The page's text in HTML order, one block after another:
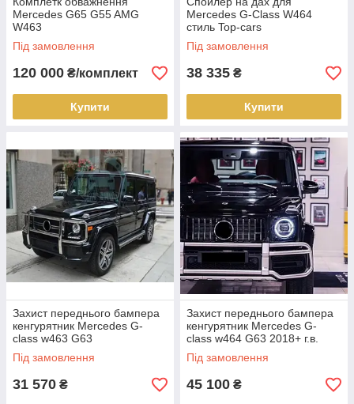
Mercedes G65 G55 AMG
W463
Під замовлення
120 000 ₴/комплект
Купити
Mercedes G-Class W464
стиль Top-cars
Під замовлення
38 335 ₴
Купити
Захист переднього бампера
кенгурятник Mercedes G-
class w463 G63
Під замовлення
31 570 ₴
Захист переднього бампера
кенгурятник Mercedes G-
class w464 G63 2018+ г.в.
Під замовлення
45 100 ₴